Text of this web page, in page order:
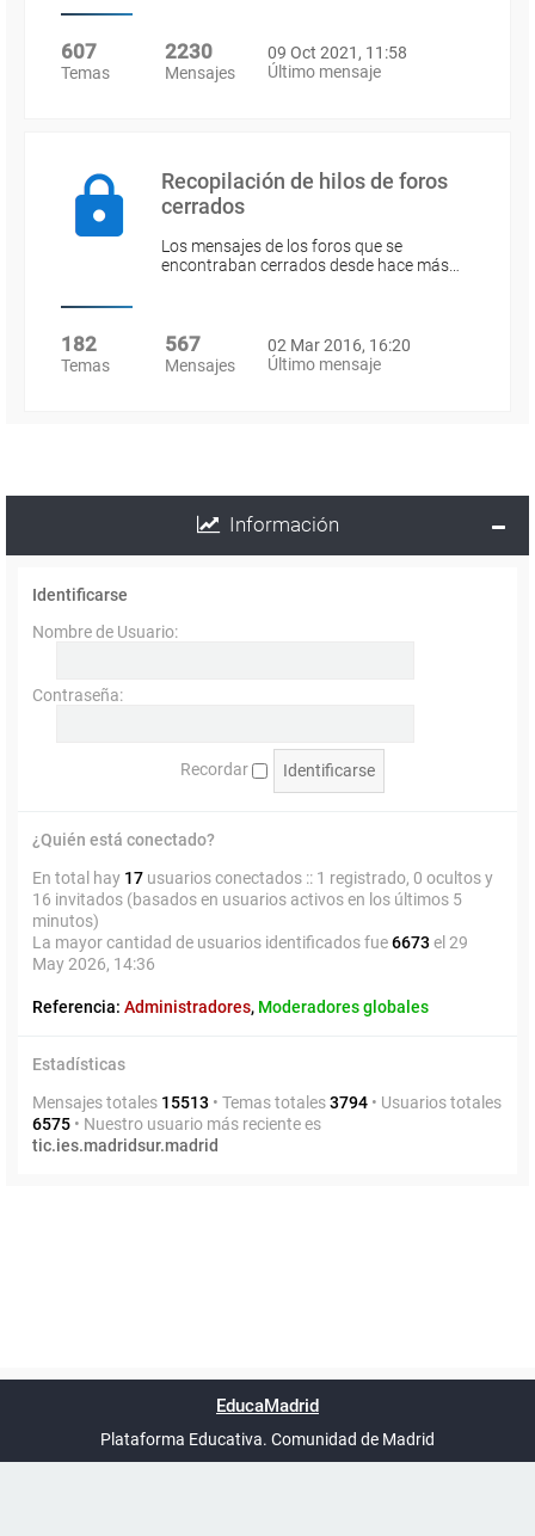
607
Temas
2230
Mensajes
09 Oct 2021, 11:58
Último mensaje
Recopilación de hilos de foros
cerrados
Los mensajes de los foros que se
encontraban cerrados desde hace más…
182
Temas
567
Mensajes
02 Mar 2016, 16:20
Último mensaje
Información
Identificarse
Nombre de Usuario:
Contraseña:
Recordar
¿Quién está conectado?
En total hay 17 usuarios conectados :: 1 registrado, 0 ocultos y
16 invitados (basados en usuarios activos en los últimos 5
minutos)
La mayor cantidad de usuarios identificados fue6673 el 29
May 2026, 14:36
Referencia: Administradores, Moderadores globales
Estadísticas
Mensajes totales 15513 • Temas totales3794 • Usuarios totales
6575 • Nuestro usuario más reciente es
tic.ies.madridsur.madrid
UTC+02:00
phpBB España
EducaMadrid
Plataforma Educativa. Comunidad de Madrid